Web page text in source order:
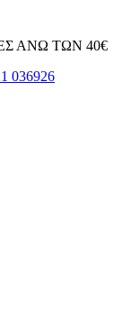
ΑΝΩ ΤΩΝ 40€
036926